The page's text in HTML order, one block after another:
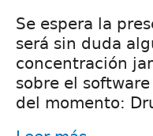
Se espera la
será sin duda
concentración
sobre el
del momento: